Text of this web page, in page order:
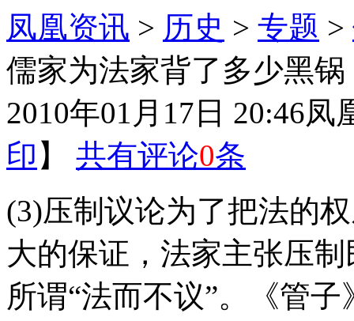
凤凰资讯 > 历史 > 专题 >
儒家为法家背了多少黑
2010年01月17日 20:46凤
印 】 共有评论0条
(3)压制议论为了把法的
大的保证，法家主张压
所谓“法而不议”。《管